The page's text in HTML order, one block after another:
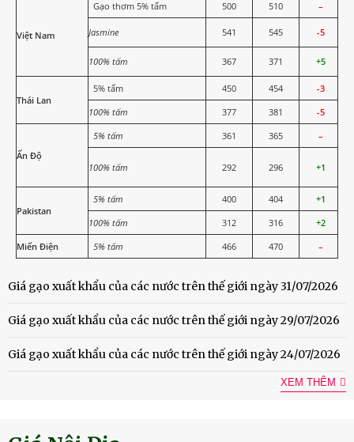
Việt Nam
Gạo thơm 5% tấm 500 510 –
Jasmine 541 545 -5
100% tấm 367 371 +5
Thái Lan
5% tấm 450 454
-3
100% tấm
377 381 -5
Ấn Độ
5% tấm 361 365 –
100% tấm 292 296 +1
Pakistan
5% tấm 400 404
+1
100% tấm
312 316
+2
Miến Điện
5% tấm 466 470 –
Giá gạo xuất khẩu của các nước trên thế giới ngày 31/07/2026
Giá gạo xuất khẩu của các nước trên thế giới ngày 29/07/2026
Giá gạo xuất khẩu của các nước trên thế giới ngày 24/07/2026
XEM THÊM